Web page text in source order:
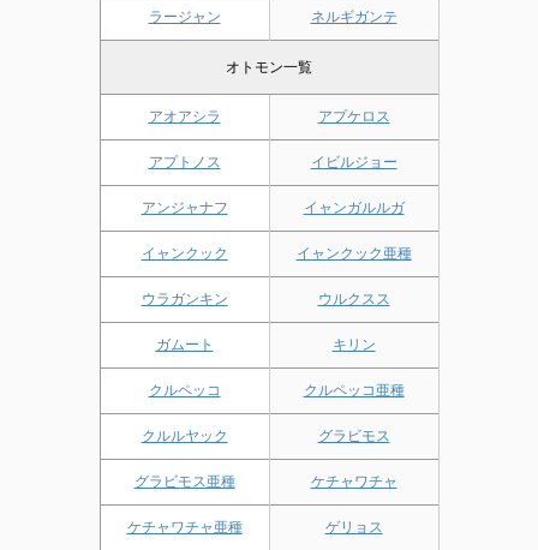
ラージャン ネルギガンテ
オトモン一覧
アオアシラ アプケロス
アプトノス イビルジョー
アンジャナフ イャンガルルガ
イャンクック イャンクック亜種
ウラガンキン ウルクスス
ガムート キリン
クルペッコ クルペッコ亜種
クルルヤック グラビモス
グラビモス亜種 ケチャワチャ
ケチャワチャ亜種 ゲリョス